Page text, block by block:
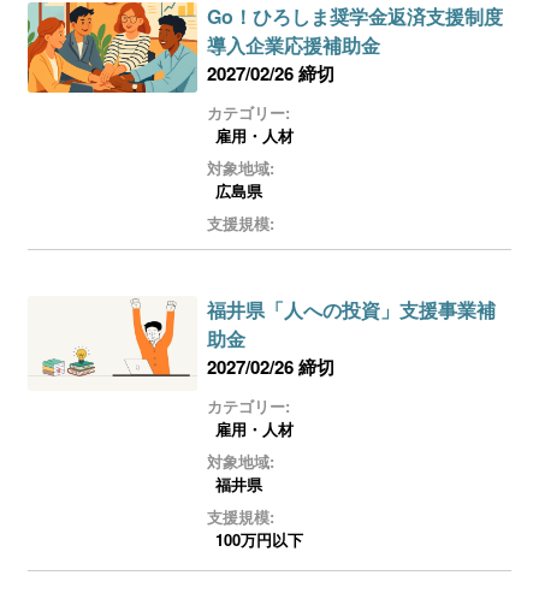
ダウンロード
会員登録
ログイン
Go！ひろしま奨学金返済支援制度
導入企業応援補助金
2027/02/26 締切
カテゴリー:
雇用・人材
対象地域:
広島県
支援規模:
福井県「人への投資」支援事業補
助金
2027/02/26 締切
カテゴリー:
雇用・人材
対象地域:
福井県
支援規模:
100万円以下